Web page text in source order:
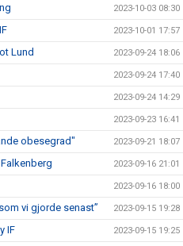
2023-10-03 08:30
2023-10-01 17:57
Lund 2023-09-24 18:06
2023-09-24 17:40
2023-09-24 14:29
2023-09-23 16:41
obesegrad" 2023-09-21 18:07
2023-09-16 21:01
2023-09-16 18:00
vi gjorde senast” 2023-09-15 19:28
IF 2023-09-15 19:25